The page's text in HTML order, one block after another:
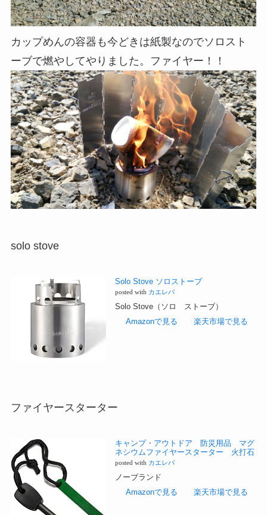
カップめんの容器も今どきは紙製なのでソロスト
ーブで燃やしてやりました。ファイヤー！！
solo stove
Solo Stove ソロストーブ
posted with カエレバ
Solo Stove（ソロ ストーブ）
Amazonで見る
楽天市場で見る
ファイヤースターター
キャンプ・アウトドア 防災用品 マグ
ネシウムファイヤースターター 火打石
posted with カエレバ
ノーブランド
Amazonで見る
楽天市場で見る